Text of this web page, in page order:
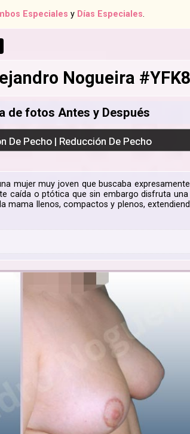
Especiales y Días Especiales.
Nogueira
de fotos Antes y Después
De Pecho | Reducción De Pecho
mujer muy joven que buscaba
caída o ptótica que sin embargo disfruta
mama llenos, compactos y plenos,